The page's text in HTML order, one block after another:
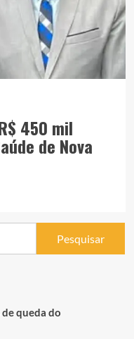
450 mil
de Nova
queda do